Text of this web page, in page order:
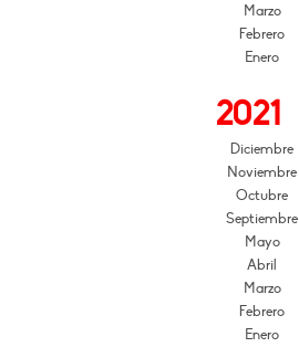
Marzo
Febrero
Enero
2021
Diciembre
Noviembre
Octubre
Septiembre
Mayo
Abril
Marzo
Febrero
Enero